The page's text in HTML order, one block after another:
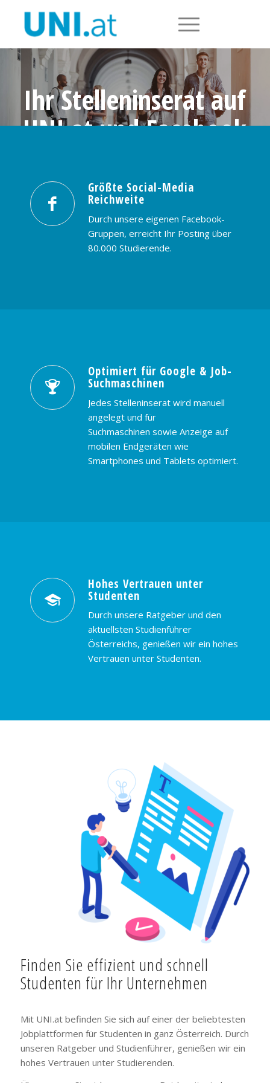
Ihr Stelleninserat auf
UNI.at und Facebook
PREISE & BUCHUNG KONTAKT
Größte Social-Media
Reichweite
Durch unsere eigenen Facebook-
Gruppen, erreicht Ihr Posting über
80.000 Studierende.
Optimiert für Google & Job-
Suchmaschinen
Jedes Stelleninserat wird manuell
angelegt und für
Suchmaschinen sowie Anzeige auf
mobilen Endgeräten wie
Smartphones und Tablets optimiert.
Hohes Vertrauen unter
Studenten
Durch unsere Ratgeber und den
aktuellsten Studienführer
Österreichs, genießen wir ein hohes
Vertrauen unter Studenten.
Finden Sie effizient und schnell
Studenten für Ihr Unternehmen
Mit UNI.at befinden Sie sich auf einer der beliebtesten
Jobplattformen für Studenten in ganz Österreich. Durch
unseren Ratgeber und Studienführer, genießen wir ein
hohes Vertrauen unter Studierenden.